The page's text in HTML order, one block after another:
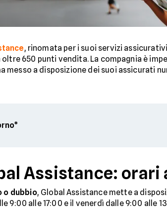
, rinomata per i suoi servizi
650 punti vendita. La compagnia è
messo a disposizione dei suoi assicurati
Assistance:
o dubbio, Global Assistance mette a
9:00 alle 17:00 e il venerdì dalle 9:00 alle